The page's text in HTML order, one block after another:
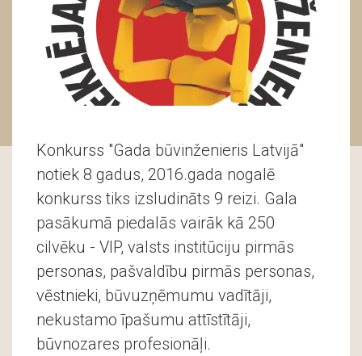
Konkurss "Gada būvinženieris Latvijā"
notiek 8 gadus, 2016.gada nogalē
konkurss tiks izsludināts 9 reizi. Gala
pasākumā piedalās vairāk kā 250
cilvēku - VIP, valsts institūciju pirmās
personas, pašvaldību pirmās personas,
vēstnieki, būvuzņēmumu vadītāji,
nekustamo īpašumu attīstītāji,
būvnozares profesionāļi.